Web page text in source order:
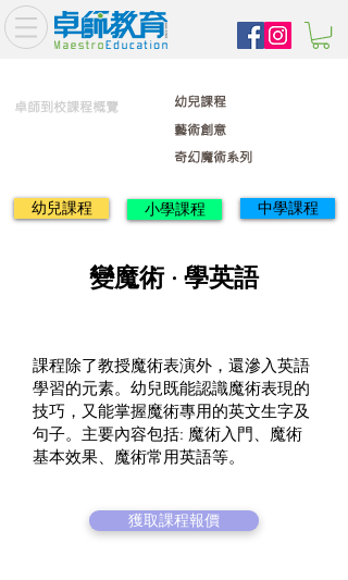
卓師到校課程概覽
藝術創意
奇幻魔術系列
幼兒課程
幼兒課程 小學課程 中學課程
課程除了教授魔術表演外，還滲入英語
學習的元素。幼兒既能認識魔術表現的
技巧，又能掌握魔術專用的英文生字及
句子。主要內容包括: 魔術入門、魔術
基本效果、魔術常用英語等。
獲取課程報價
變魔術 · 學英語